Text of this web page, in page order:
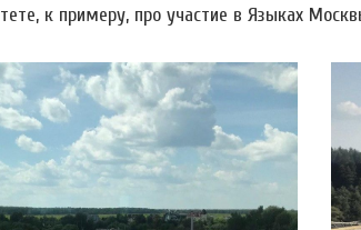
к примеру, про участие в Языках